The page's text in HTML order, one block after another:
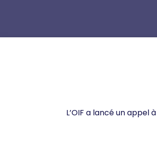
L’OIF a lancé un appel